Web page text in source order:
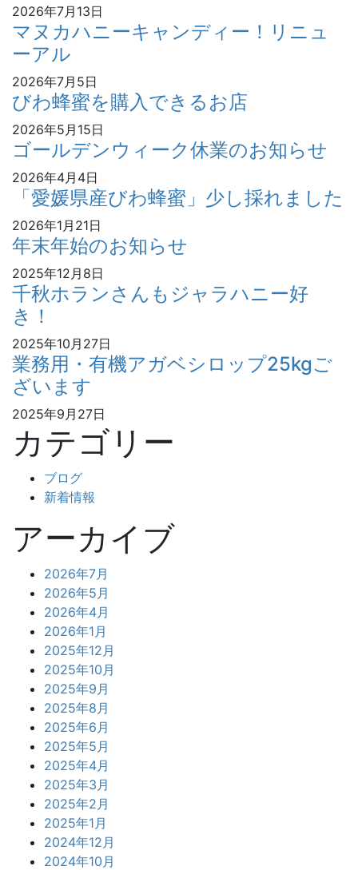
2026年7月13日
マヌカハニーキャンディー！リニュ
ーアル
2026年7月5日
びわ蜂蜜を購入できるお店
2026年5月15日
ゴールデンウィーク休業のお知らせ
2026年4月4日
「愛媛県産びわ蜂蜜」少し採れました
2026年1月21日
年末年始のお知らせ
2025年12月8日
千秋ホランさんもジャラハニー好
き！
2025年10月27日
業務用・有機アガベシロップ25kgご
ざいます
2025年9月27日
カテゴリー
ブログ
新着情報
アーカイブ
2026年7月
2026年5月
2026年4月
2026年1月
2025年12月
2025年10月
2025年9月
2025年8月
2025年6月
2025年5月
2025年4月
2025年3月
2025年2月
2025年1月
2024年12月
2024年10月